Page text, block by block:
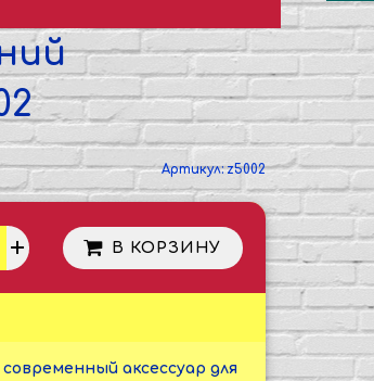
Артикул:z5002
В КОРЗИНУ
аксессуар для